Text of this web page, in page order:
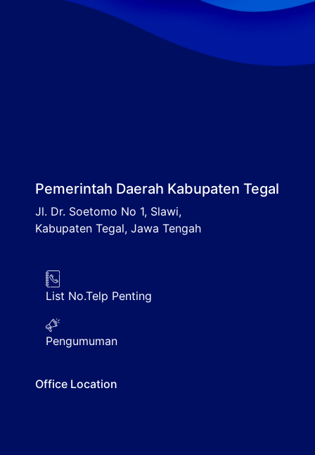
Pemerintah Daerah Kabupaten Tegal
Jl. Dr. Soetomo No 1, Slawi,
Kabupaten Tegal, Jawa Tengah
List No.Telp Penting
Pengumuman
Office Location